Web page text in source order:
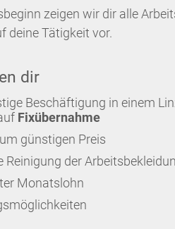
zeigen wir dir alle
deine Tätigkeit vor.
dir
Beschäftigung in einem
Fixübernahme
günstigen Preis
Reinigung der
Monatslohn